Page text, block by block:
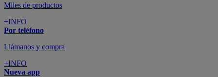
Miles de productos
+INFO
Por teléfono
Llámanos y compra
+INFO
Nueva app